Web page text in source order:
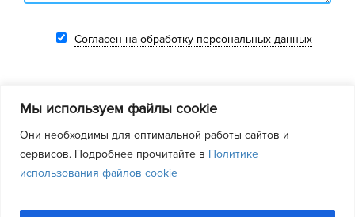
Мы используем файлы cookie
Они необходимы для оптимальной работы сайтов и
сервисов. Подробнее прочитайте в Политике
использования файлов cookie
Согласен на обработку персональных данных
© 2012-2026 КрымСпецТрансВсе права защищены
Условия